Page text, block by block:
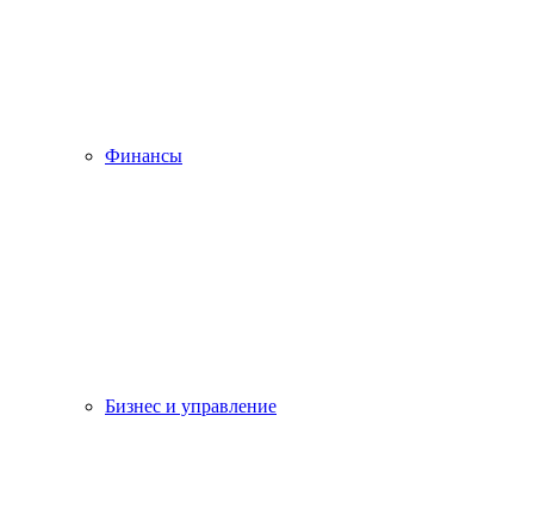
Финансы
Бизнес и управление